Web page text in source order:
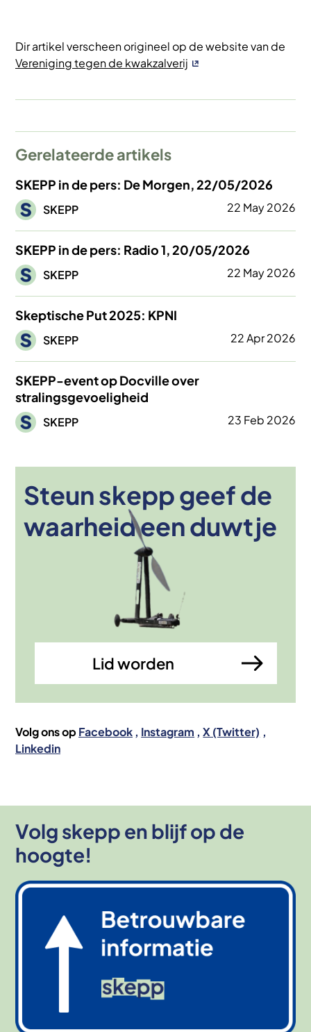
Dir artikel verscheen origineel op de website van de
Vereniging tegen de kwakzalverij
Gerelateerde artikels
SKEPP in de pers: De Morgen, 22/05/2026
Afbeelding
SKEPP 22 May 2026
SKEPP in de pers: Radio 1, 20/05/2026
Afbeelding
SKEPP 22 May 2026
Skeptische Put 2025: KPNI
Afbeelding
SKEPP 22 Apr 2026
SKEPP-event op Docville over
stralingsgevoeligheid
Afbeelding
SKEPP 23 Feb 2026
Steun skepp geef de
waarheid een duwtje
Lid worden
Afbeelding
Volg ons op Facebook Instagram
X (Twitter)
Linkedin
Volg skepp en blijf op de
hoogte!
Afbeelding